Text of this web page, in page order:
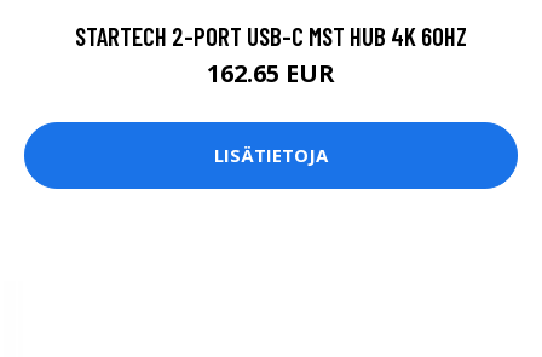
STARTECH 2-PORT USB-C MST HUB 4K 60HZ
162.65 EUR
LISÄTIETOJA